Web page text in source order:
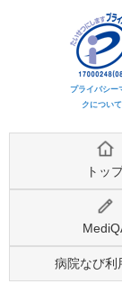
プライバシー
クについて
トッ
病院なび利